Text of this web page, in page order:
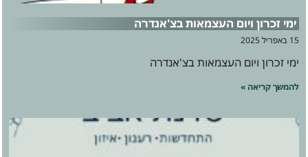
ימי זכרון ויום העצמאות בצ'אנדרה
15 באפריל 2025
ימי זכרון ויום העצמאות בצ'אנדרה
להמשך קריאה »